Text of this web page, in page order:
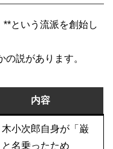
という流派を創始し
の説があります。
内容
小次郎自身が「巌
名乗ったため